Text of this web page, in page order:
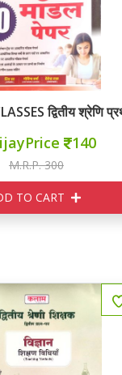
द्वितीय श्रेणि
140
M.R.P. 300
TO CART